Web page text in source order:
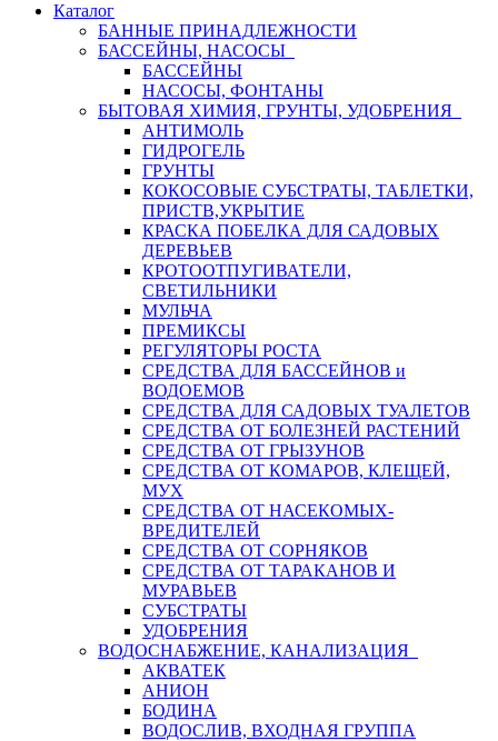
Каталог
БАННЫЕ ПРИНАДЛЕЖНОСТИ
БАССЕЙНЫ, НАСОСЫ
БАССЕЙНЫ
НАСОСЫ, ФОНТАНЫ
БЫТОВАЯ ХИМИЯ, ГРУНТЫ, УДОБРЕНИЯ
АНТИМОЛЬ
ГИДРОГЕЛЬ
ГРУНТЫ
КОКОСОВЫЕ СУБСТРАТЫ, ТАБЛЕТКИ,
ПРИСТВ,УКРЫТИЕ
КРАСКА ПОБЕЛКА ДЛЯ САДОВЫХ
ДЕРЕВЬЕВ
КРОТООТПУГИВАТЕЛИ,
СВЕТИЛЬНИКИ
МУЛЬЧА
ПРЕМИКСЫ
РЕГУЛЯТОРЫ РОСТА
СРЕДСТВА ДЛЯ БАССЕЙНОВ и
ВОДОЕМОВ
СРЕДСТВА ДЛЯ САДОВЫХ ТУАЛЕТОВ
СРЕДСТВА ОТ БОЛЕЗНЕЙ РАСТЕНИЙ
СРЕДСТВА ОТ ГРЫЗУНОВ
СРЕДСТВА ОТ КОМАРОВ, КЛЕЩЕЙ,
МУХ
СРЕДСТВА ОТ НАСЕКОМЫХ-
ВРЕДИТЕЛЕЙ
СРЕДСТВА ОТ СОРНЯКОВ
СРЕДСТВА ОТ ТАРАКАНОВ И
МУРАВЬЕВ
СУБСТРАТЫ
УДОБРЕНИЯ
ВОДОСНАБЖЕНИЕ, КАНАЛИЗАЦИЯ
АКВАТЕК
АНИОН
БОДИНА
ВОДОСЛИВ, ВХОДНАЯ ГРУППА